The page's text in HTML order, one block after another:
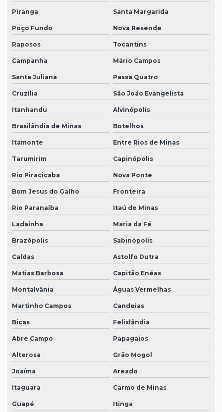
Piranga Santa Margarida
Poço Fundo Nova Resende
Raposos Tocantins
Campanha Mário Campos
Santa Juliana Passa Quatro
Cruzília São João Evangelista
Itanhandu Alvinópolis
Brasilândia de Minas Botelhos
Itamonte Entre Rios de Minas
Tarumirim Capinópolis
Rio Piracicaba Nova Ponte
Bom Jesus do Galho Fronteira
Rio Paranaíba Itaú de Minas
Ladainha Maria da Fé
Brazópolis Sabinópolis
Caldas Astolfo Dutra
Matias Barbosa Capitão Enéas
Montalvânia Águas Vermelhas
Martinho Campos Candeias
Bicas Felixlândia
Abre Campo Papagaios
Alterosa Grão Mogol
Joaíma Areado
Itaguara Carmo de Minas
Guapé Itinga